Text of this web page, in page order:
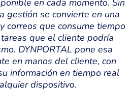
gestión se convierte en una
correos que consume tiempo
que el cliente podría
DYNPORTAL pone esa
en manos del cliente, con
información en tiempo real
dispositivo.